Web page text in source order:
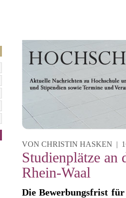
VON CHRISTIN HASKEN |
Studienplätze an
Rhein-Waal
Die Bewerbungsfrist für